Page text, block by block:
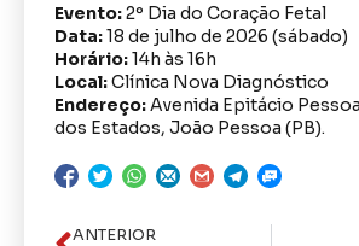
Evento:2º Dia do Coração Fetal
Data:18 de julho de 2026 (sábado)
Horário:14h às 16h
Local:Clínica Nova Diagnóstico
Endereço:Avenida Epitácio
dos Estados, João Pessoa (PB).
ANTERIOR